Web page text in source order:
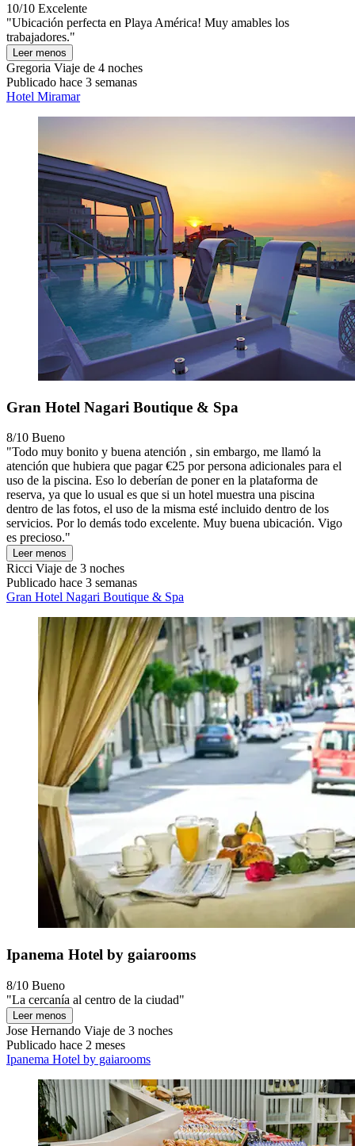
10/10 Excelente
"Ubicación perfecta en Playa América! Muy amables los
trabajadores."
Leer menos
Gregoria Viaje de 4 noches
Publicado hace 3 semanas
Hotel Miramar
Gran Hotel Nagari Boutique & Spa
8/10 Bueno
"Todo muy bonito y buena atención , sin embargo, me llamó la
atención que hubiera que pagar €25 por persona adicionales para el
uso de la piscina. Eso lo deberían de poner en la plataforma de
reserva, ya que lo usual es que si un hotel muestra una piscina
dentro de las fotos, el uso de la misma esté incluido dentro de los
servicios. Por lo demás todo excelente. Muy buena ubicación. Vigo
es precioso."
Leer menos
Ricci Viaje de 3 noches
Publicado hace 3 semanas
Gran Hotel Nagari Boutique & Spa
Ipanema Hotel by gaiarooms
8/10 Bueno
"La cercanía al centro de la ciudad"
Leer menos
Jose Hernando Viaje de 3 noches
Publicado hace 2 meses
Ipanema Hotel by gaiarooms